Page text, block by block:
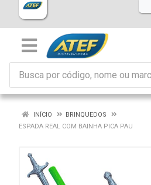
INÍCIO
BRINQUEDOS
ESPADA REAL COM BAINHA PICA PAU